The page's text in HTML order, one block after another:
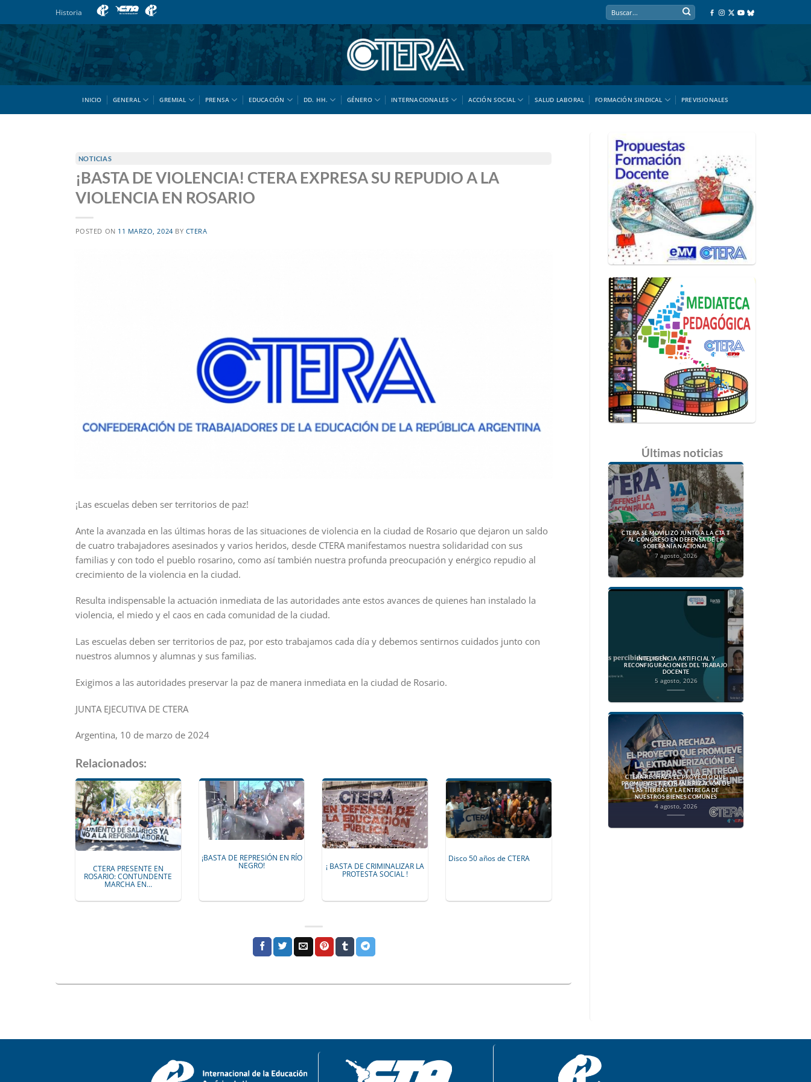
al
contenido
Historia
INICIO GENERAL GREMIAL PRENSA EDUCACIÓN DD. HH. GÉNERO INTERNACIONALES ACCIÓN SOCIAL SALUD LABORAL FORMACIÓN SINDICAL PREVISIONALES
NOTICIAS
¡BASTA DE VIOLENCIA! CTERA EXPRESA SU REPUDIO A LA
VIOLENCIA EN ROSARIO
POSTED ON 11 MARZO, 2024 BY CTERA
¡Las escuelas deben ser territorios de paz!
Ante la avanzada en las últimas horas de las situaciones de violencia en la ciudad de Rosario que dejaron un saldo
de cuatro trabajadores asesinados y varios heridos, desde CTERA manifestamos nuestra solidaridad con sus
familias y con todo el pueblo rosarino, como así también nuestra profunda preocupación y enérgico repudio al
crecimiento de la violencia en la ciudad.
Resulta indispensable la actuación inmediata de las autoridades ante estos avances de quienes han instalado la
violencia, el miedo y el caos en cada comunidad de la ciudad.
Las escuelas deben ser territorios de paz, por esto trabajamos cada día y debemos sentirnos cuidados junto con
nuestros alumnos y alumnas y sus familias.
Exigimos a las autoridades preservar la paz de manera inmediata en la ciudad de Rosario.
JUNTA EJECUTIVA DE CTERA
Argentina, 10 de marzo de 2024
Relacionados:
CTERA PRESENTE EN
ROSARIO: CONTUNDENTE
MARCHA EN…
¡BASTA DE REPRESIÓN EN RÍO
NEGRO! ¡ BASTA DE CRIMINALIZAR LA
PROTESTA SOCIAL !
Disco 50 años de CTERA
Últimas noticias
CTERA SE MOVILIZÓ JUNTO A LA CTA T
AL CONGRESO EN DEFENSA DE LA
SOBERANÍA NACIONAL
7 agosto, 2026
INTELIGENCIA ARTIFICIAL Y
RECONFIGURACIONES DEL TRABAJO
DOCENTE
5 agosto, 2026
CTERA RECHAZA EL PROYECTO QUE
PROMUEVE LA EXTRANJERIZACIÓN DE
LAS TIERRAS Y LA ENTREGA DE
NUESTROS BIENES COMUNES
4 agosto, 2026